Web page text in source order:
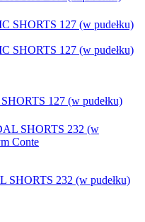
127 (w pudełku)
SHORTS 232 (w pudełku)